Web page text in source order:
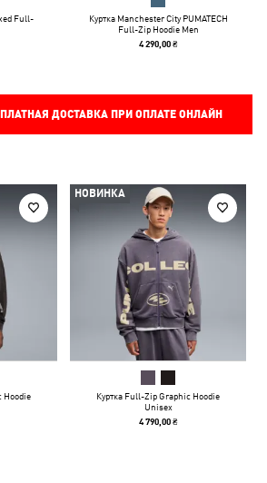
Full-
Куртка Manchester City PUMATECH
Full-Zip Hoodie Men
4 290,00 ₴
ДОСТАВКА ПРИ ОПЛАТЕ ОНЛАЙН
Hoodie
НОВИНКА
Куртка Full-Zip Graphic Hoodie
Unisex
4 790,00 ₴